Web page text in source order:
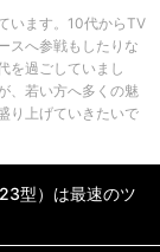
います。10代からTV
スへ参戦もしたりな
を過ごしていまし
、若い方へ多くの魅
り上げていきたいで
型）は最速のツ